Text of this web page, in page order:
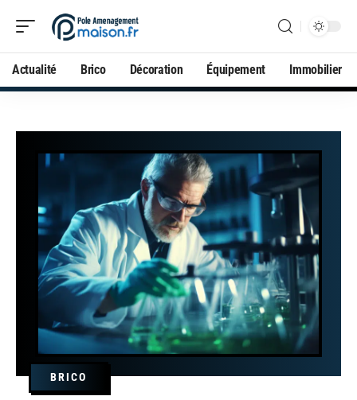
Actualité Brico Décoration Équipement Immobilier
BRICO